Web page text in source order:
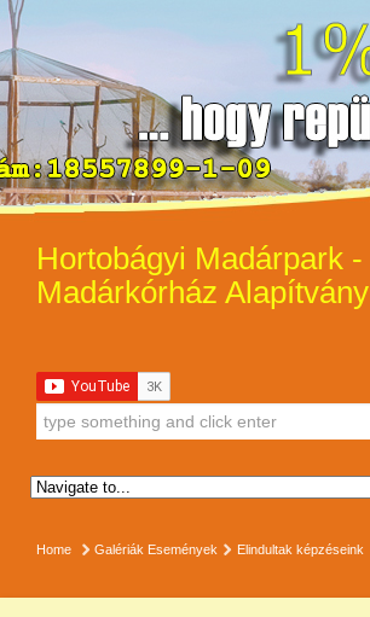
Hortobágyi Madárpark -
Madárkórház Alapítvány
Home Galériák Események Elindultak képzéseink